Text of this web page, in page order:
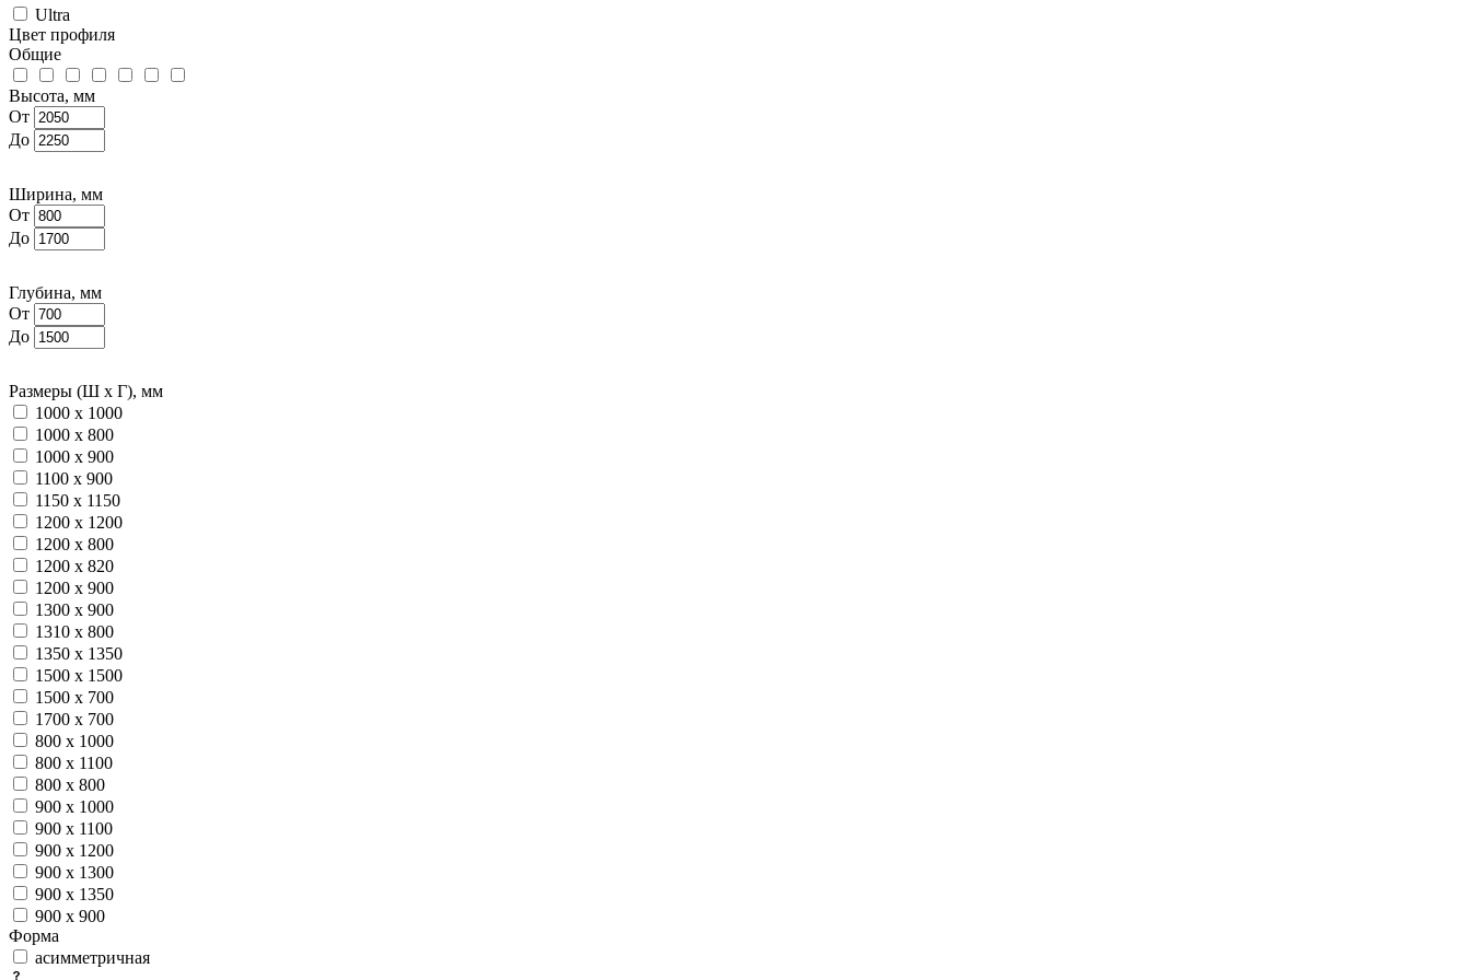
Ultra
Цвет профиля
Общие
Высота, мм
От
До
Ширина, мм
От
До
Глубина, мм
От
До
Размеры (Ш х Г), мм
1000 х 1000
1000 х 800
1000 х 900
1100 х 900
1150 х 1150
1200 х 1200
1200 х 800
1200 х 820
1200 х 900
1300 х 900
1310 х 800
1350 х 1350
1500 х 1500
1500 х 700
1700 х 700
800 х 1000
800 х 1100
800 х 800
900 х 1000
900 х 1100
900 х 1200
900 х 1300
900 х 1350
900 х 900
Форма
асимметричная